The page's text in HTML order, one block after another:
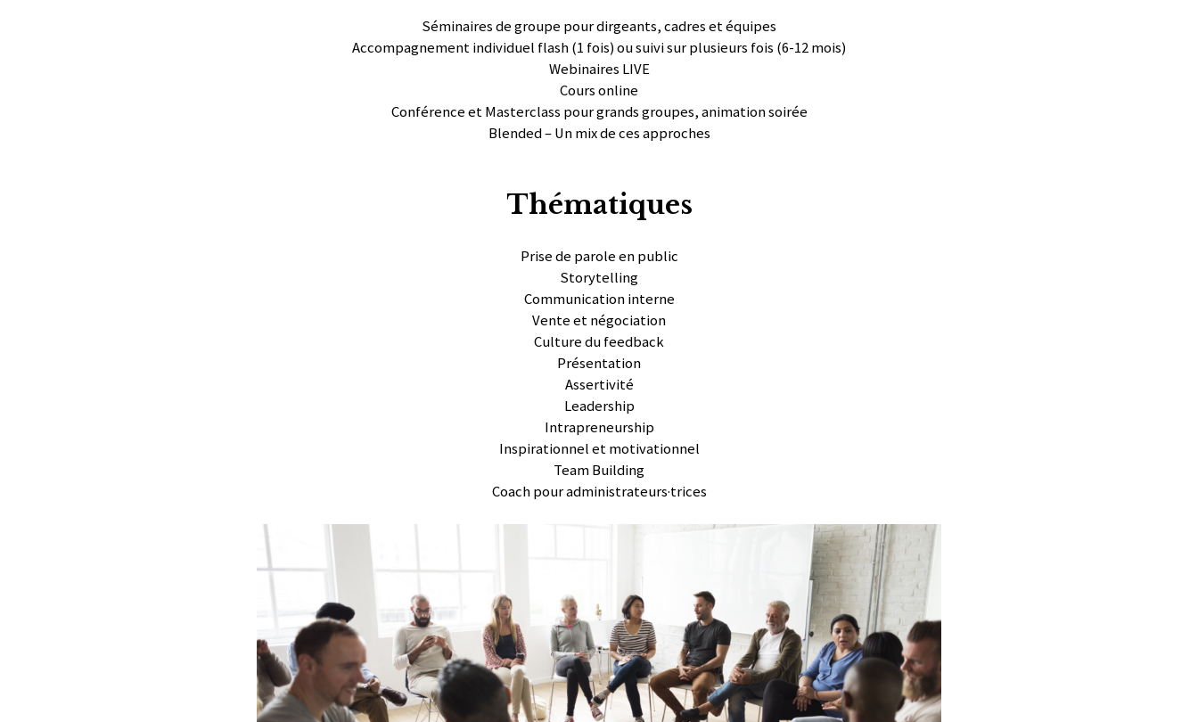
Séminaires de groupe pour dirgeants, cadres et équipes
Accompagnement individuel flash (1 fois) ou suivi sur plusieurs fois (6-12 mois)
Webinaires LIVE
Cours online
Conférence et Masterclass pour grands groupes, animation soirée
Blended – Un mix de ces approches
Thématiques
Prise de parole en public
Storytelling
Communication interne
Vente et négociation
Culture du feedback
Présentation
Assertivité
Leadership
Intrapreneurship
Inspirationnel et motivationnel
Team Building
Coach pour administrateurs·trices